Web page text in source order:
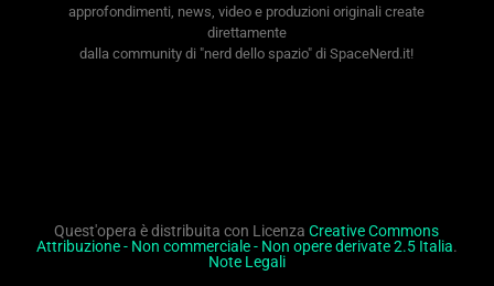
approfondimenti, news, video e produzioni originali create
direttamente
dalla community di "nerd dello spazio" di SpaceNerd.it!
Quest'opera è distribuita con LicenzaCreative Commons
Attribuzione - Non commerciale - Non opere derivate 2.5 Italia.
Note Legali